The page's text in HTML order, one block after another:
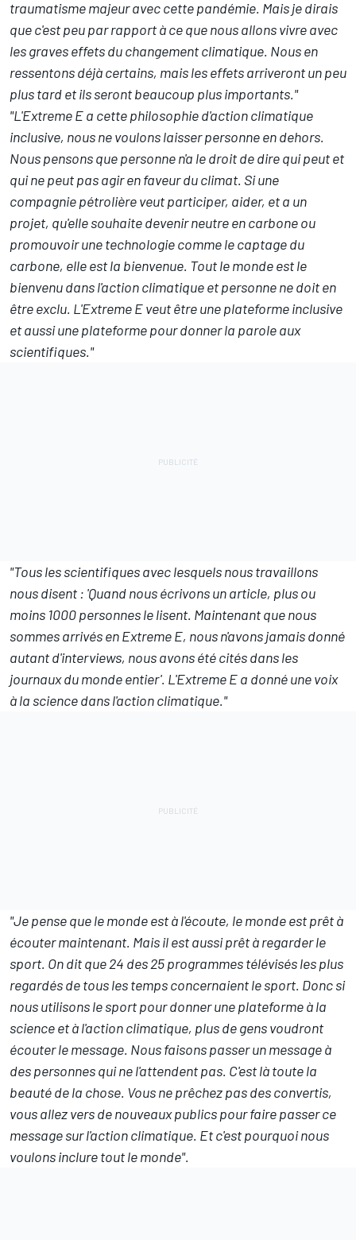
traumatisme majeur avec cette pandémie. Mais je dirais
que c'est peu par rapport à ce que nous allons vivre avec
les graves effets du changement climatique. Nous en
ressentons déjà certains, mais les effets arriveront un peu
plus tard et ils seront beaucoup plus importants."
"L'Extreme E a cette philosophie d'action climatique
inclusive, nous ne voulons laisser personne en dehors.
Nous pensons que personne n'a le droit de dire qui peut et
qui ne peut pas agir en faveur du climat. Si une
compagnie pétrolière veut participer, aider, et a un
projet, qu'elle souhaite devenir neutre en carbone ou
promouvoir une technologie comme le captage du
carbone, elle est la bienvenue. Tout le monde est le
bienvenu dans l'action climatique et personne ne doit en
être exclu. L'Extreme E veut être une plateforme inclusive
et aussi une plateforme pour donner la parole aux
scientifiques."
"Tous les scientifiques avec lesquels nous travaillons
nous disent : 'Quand nous écrivons un article, plus ou
moins 1000 personnes le lisent. Maintenant que nous
sommes arrivés en Extreme E, nous n'avons jamais donné
autant d'interviews, nous avons été cités dans les
journaux du monde entier'. L'Extreme E a donné une voix
à la science dans l'action climatique."
"Je pense que le monde est à l'écoute, le monde est prêt à
écouter maintenant. Mais il est aussi prêt à regarder le
sport. On dit que 24 des 25 programmes télévisés les plus
regardés de tous les temps concernaient le sport. Donc si
nous utilisons le sport pour donner une plateforme à la
science et à l'action climatique, plus de gens voudront
écouter le message. Nous faisons passer un message à
des personnes qui ne l'attendent pas. C'est là toute la
beauté de la chose. Vous ne prêchez pas des convertis,
vous allez vers de nouveaux publics pour faire passer ce
message sur l'action climatique. Et c'est pourquoi nous
voulons inclure tout le monde".